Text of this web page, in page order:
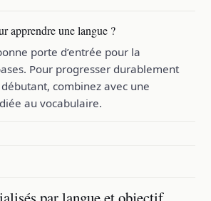
apprendre une langue ?
porte d’entrée pour la
Pour progresser durablement
combinez avec une
au vocabulaire.